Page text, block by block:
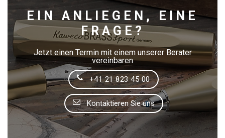
Papeterie Zumstein AG
Rennweg 19 8001 Zürich, CH-ZH 044 211 77 70
Papeterie Zumstein AG
Oberdorfstrasse 24 8001 Zürich, CH-ZH 043 928 77 70
Papeterie Zumstein AG
Krongasse 8 6003 Luzern, CH-LU 041 210 15 55
EIN ANLIEGEN, EINE
FRAGE?
Jetzt einen Termin mit einem unserer Berater
vereinbaren
+41 21 823 45 00
Kontaktieren Sie uns